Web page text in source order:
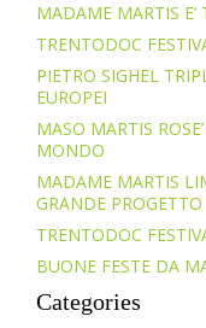
MADAME MARTIS E’
TRENTODOC
PIETRO SIGHEL
EUROPEI
MASO MARTIS
MONDO
MADAME MARTIS
GRANDE PROGETTO
TRENTODOC
BUONE FESTE DA
Categories